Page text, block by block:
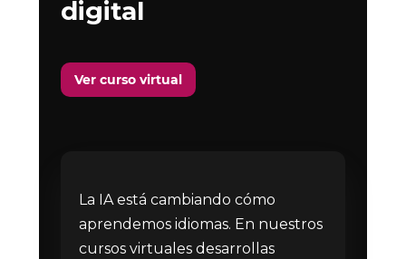
digital
Ver curso virtual
La IA está cambiando cómo
aprendemos idiomas. En nuestros
cursos virtuales desarrollas